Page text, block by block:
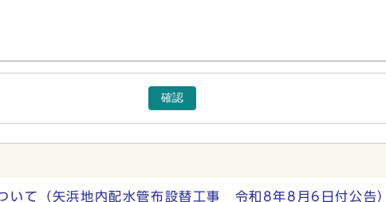
確認
いて（矢浜地内配水管布設替工事 令和8年8月6日付公告）